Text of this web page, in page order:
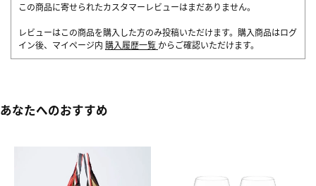
この商品に寄せられたカスタマーレビューはまだありません。
レビューはこの商品を購入した方のみ投稿いただけます。購入商品はログ
イン後、マイページ内 購入履歴一覧 からご確認いただけます。
あなたへのおすすめ